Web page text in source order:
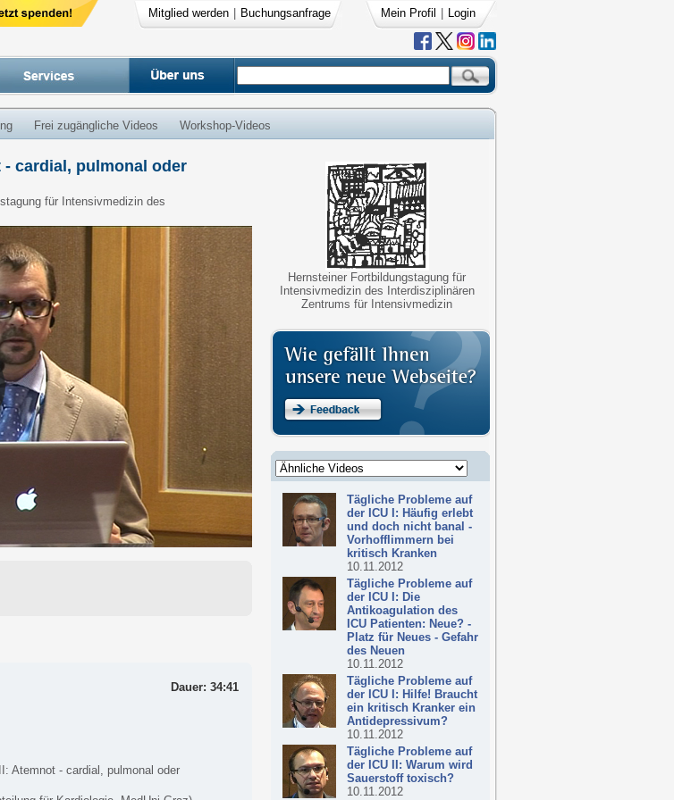
Mitglied werden Buchungsanfrage Mein Profil Login
Frei zugängliche Videos Workshop-Videos
Hernsteiner Fortbildungstagung für
Intensivmedizin des Interdisziplinären
Zentrums für Intensivmedizin
Tägliche Probleme auf
der ICU I: Häufig erlebt
und doch nicht banal -
Vorhofflimmern bei
kritisch Kranken
10.11.2012
Tägliche Probleme auf
der ICU I: Die
Antikoagulation des
ICU Patienten: Neue? -
Platz für Neues - Gefahr
des Neuen
10.11.2012
Tägliche Probleme auf
der ICU I: Hilfe! Braucht
ein kritisch Kranker ein
Antidepressivum?
10.11.2012
Tägliche Probleme auf
der ICU II: Warum wird
Sauerstoff toxisch?
10.11.2012
- cardial, pulmonal oder
für Intensivmedizin des
Dauer: 34:41
Atemnot - cardial, pulmonal oder